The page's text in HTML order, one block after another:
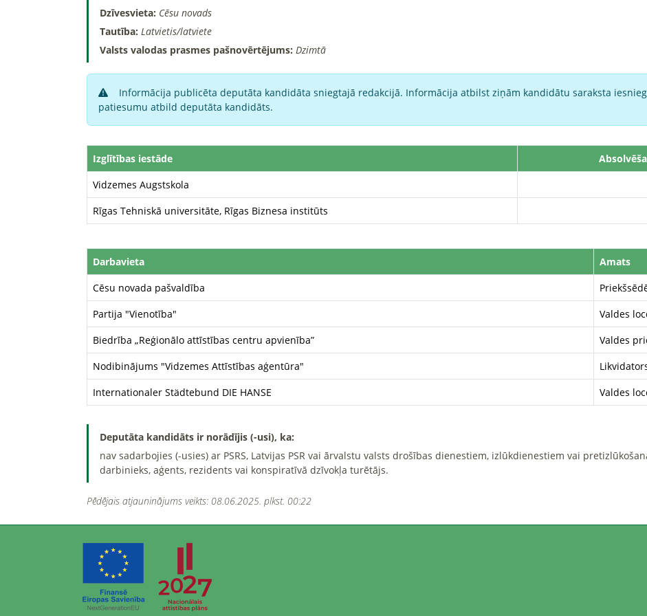
Dzīvesvieta: Cēsu novads
Tautība: Latvietis/latviete
Valsts valodas prasmes pašnovērtējums: Dzimtā
Informācija publicēta deputāta kandidāta sniegtajā redakcijā. Informācija atbilst ziņām kandidātu saraksta
patiesumu atbild deputāta kandidāts.
Izglītības iestāde
Vidzemes Augstskola
Rīgas Tehniskā universitāte, Rīgas Biznesa institūts
Darbavieta
Amats
Cēsu novada pašvaldība
Partija "Vienotība"
Valdes
Biedrība „Reģionālo attīstības centru apvienība”
Valdes
Nodibinājums "Vidzemes Attīstības aģentūra"
Internationaler Städtebund DIE HANSE
Valdes
Deputāta kandidāts ir norādījis (-usi), ka:
nav sadarbojies (-usies) ar PSRS, Latvijas PSR vai ārvalstu valsts drošības dienestiem, izlūkdienestiem vai
darbinieks, aģents, rezidents vai konspiratīvā dzīvokļa turētājs.
Pēdējais atjauninājums veikts: 08.06.2025. plkst. 00:22